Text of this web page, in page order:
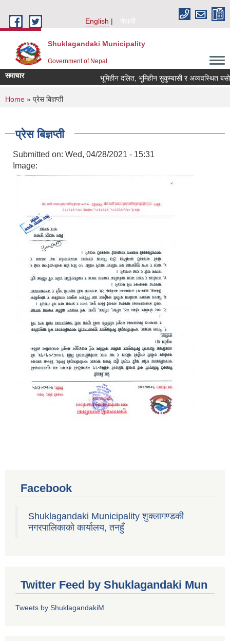
English
नेपाली
Shuklagandaki Municipality
Government of Nepal
समाचार भूमिहीन दलित, भूमिहीन सुकुम्बासी र अव्यवस्थित
You are here
Home » प्रेस बिज्ञप्ती
प्रेस बिज्ञप्ती
Submitted on: Wed, 04/28/2021 - 15:31
Image:
Facebook
Shuklagandaki Municipality शुक्लागण्डकी
नगरपालिकाको कार्यालय, तनहुँ
Twitter Feed by Shuklagandaki Mun
Tweets by ShuklagandakiM